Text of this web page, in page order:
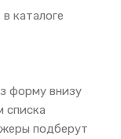
каталоге
форму внизу
списка
подберут